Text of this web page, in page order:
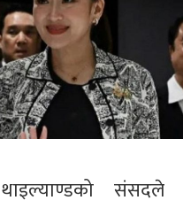
संसदले